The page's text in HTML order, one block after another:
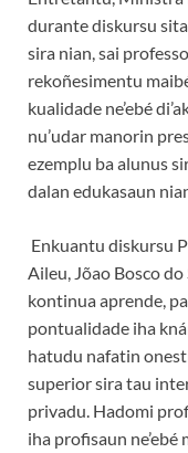
durante diskursu
sira nian, sai
rekoñesimentu
kualidade ne’ebé
nu’udar manorin
ezemplu ba alunus
dalan edukasaun
Enkuantu diskursu
Aileu, Jõao Bosco
kontinua aprende,
pontualidade iha
hatudu nafatin
superior sira tau
privadu. Hadomi
iha profisaun ne’ebé